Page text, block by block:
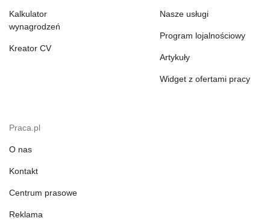
Kalkulator
wynagrodzeń
Kreator CV
Nasze usługi
Program lojalnościowy
Artykuły
Widget z ofertami pracy
Praca.pl
O nas
Kontakt
Centrum prasowe
Reklama